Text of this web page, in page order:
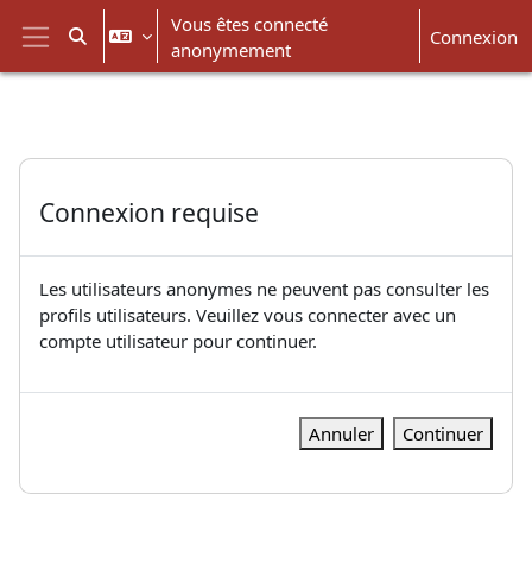
Passer au contenu principal
Panneau latéral
Activer/désactiver la saisie de recherche
Vous êtes connecté
anonymement
Connexion
Connexion requise
Les utilisateurs anonymes ne peuvent pas consulter les
profils utilisateurs. Veuillez vous connecter avec un
compte utilisateur pour continuer.
Annuler Continuer